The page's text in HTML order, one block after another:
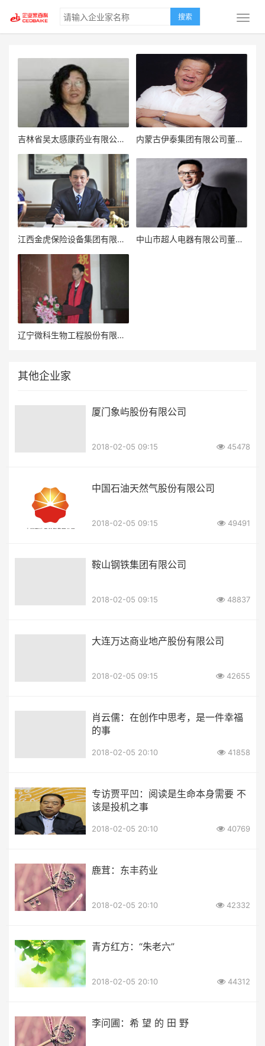
搜索
吉林省吴太感康药业有限公司董事长吴元芬 内蒙古伊泰集团有限公司董事长张双旺
江西金虎保险设备集团有限公司董事长熊春林 中山市超人电器有限公司董事长罗子健
辽宁微科生物工程股份有限公司董事长韩希军
其他企业家
厦门象屿股份有限公司
2018-02-05 09:15 45478
中国石油天然气股份有限公司
2018-02-05 09:15 49491
鞍山钢铁集团有限公司
2018-02-05 09:15 48837
大连万达商业地产股份有限公司
2018-02-05 09:15 42655
肖云儒：在创作中思考，是一件幸福
的事
2018-02-05 20:10 41858
专访贾平凹：阅读是生命本身需要 不
该是投机之事
2018-02-05 20:10 40769
鹿茸：东丰药业
2018-02-05 20:10 42332
青方红方：“朱老六”
2018-02-05 20:10 44312
李问圃：希 望 的 田 野